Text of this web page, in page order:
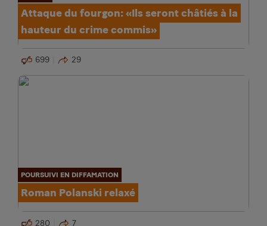
Attaque du fourgon: «Ils seront châtiés à la
hauteur du crime commis»
699 29
POURSUIVI EN DIFFAMATION
Roman Polanski relaxé
280 7